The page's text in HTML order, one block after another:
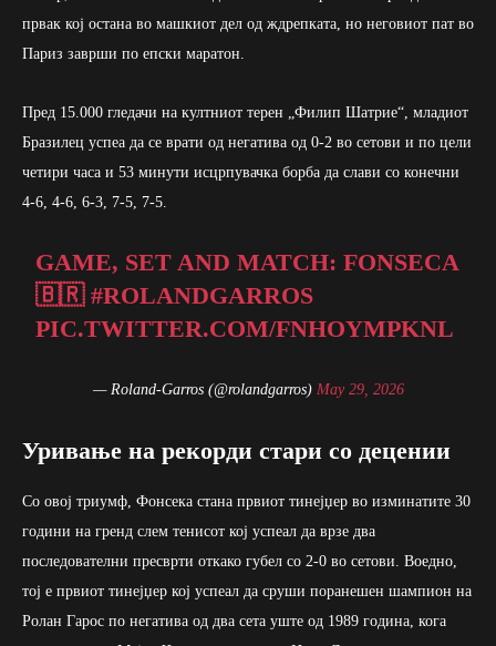
првак кој остана во машкиот дел од ждрепката, но неговиот пат во
Париз заврши по епски маратон.
Пред 15.000 гледачи на култниот терен „Филип Шатрие“, младиот
Бразилец успеа да се врати од негатива од 0-2 во сетови и по цели
четири часа и 53 минути исцрпувачка борба да слави со конечни
4-6, 4-6, 6-3, 7-5, 7-5.
GAME, SET AND MATCH: FONSECA
🇧🇷#ROLANDGARROS
PIC.TWITTER.COM/FNHOYMPKNL
— Roland-Garros (@rolandgarros) May 29, 2026
Уривање на рекорди стари со децении
Со овој триумф, Фонсека стана првиот тинејџер во изминатите 30
години на гренд слем тенисот кој успеал да врзе два
последователни пресврти откако губел со 2-0 во сетови. Воедно,
тој е првиот тинејџер кој успеал да сруши поранешен шампион на
Ролан Гарос по негатива од два сета уште од 1989 година, кога